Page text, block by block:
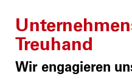
Treuhand
Wir engagieren